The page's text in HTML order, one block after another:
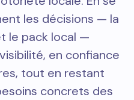
les décisions — la
le pack local —
en confiance
tout en restant
concrets des